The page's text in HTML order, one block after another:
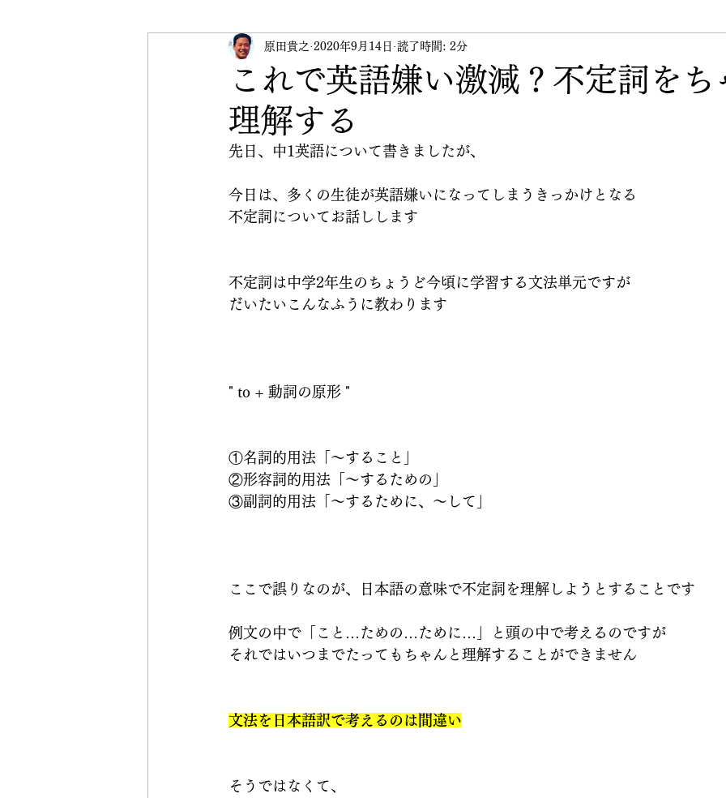
受験英語 英検 イベント 講習会
CRANE Peace Initiative
これで英語嫌い激減？不定詞をち
理解する
原田貴之 2020年9月14日 読了時間: 2分
先日、中1英語について書きましたが、
今日は、多くの生徒が英語嫌いになってしまうきっかけとなる
不定詞についてお話しします
不定詞は中学2年生のちょうど今頃に学習する文法単元ですが
だいたいこんなふうに教わります
" to + 動詞の原形 "
①名詞的用法「〜すること」
②形容詞的用法「〜するための」
③副詞的用法「〜するために、〜して」
ここで誤りなのが、日本語の意味で不定詞を理解しようとすることです
例文の中で「こと…ための…ために…」と頭の中で考えるのですが
それではいつまでたってもちゃんと理解することができません
文法を日本語訳で考えるのは間違い
そうではなくて、